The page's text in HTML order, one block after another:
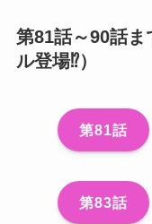
第81話～90話
ル登場⁉）
第81話
第83話